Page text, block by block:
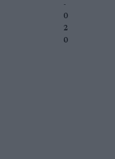
-
0
2
-0